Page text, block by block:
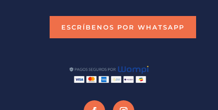
ESCRÍBENOS POR WHATSAPP